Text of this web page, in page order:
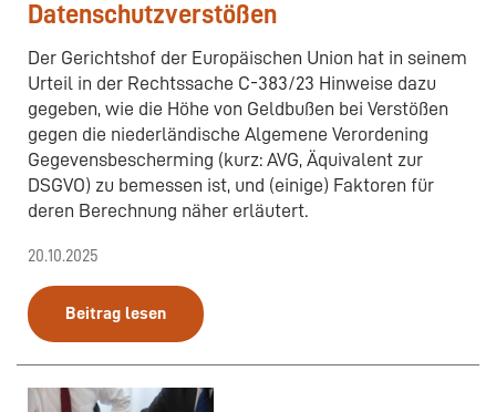
Datenschutzverstößen
Der Gerichtshof der Europäischen Union hat in seinem
Urteil in der Rechtssache C-383/23 Hinweise dazu
gegeben, wie die Höhe von Geldbußen bei Verstößen
gegen die niederländische Algemene Verordening
Gegevensbescherming (kurz: AVG, Äquivalent zur
DSGVO) zu bemessen ist, und (einige) Faktoren für
deren Berechnung näher erläutert.
20.10.2025
Beitrag lesen